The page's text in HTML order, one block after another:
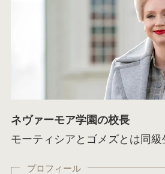
ネヴァーモア学園の校長
モーティシアとゴメズとは同級
プロフィール